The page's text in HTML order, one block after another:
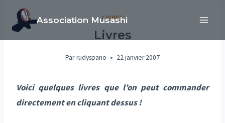
Association Musashi
LIVRES
Livres
Par rudyspano 22 janvier 2007
Voici quelques livres que l’on peut commander
directement en cliquant dessus !